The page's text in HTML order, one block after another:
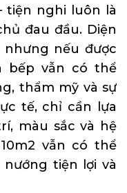
tiện nghi luôn là
đau đầu. Diện
nếu được
bếp vẫn có thể
thẩm mỹ và sự
tế, chỉ cần lựa
màu sắc và hệ
vẫn có thể
tiện lợi và